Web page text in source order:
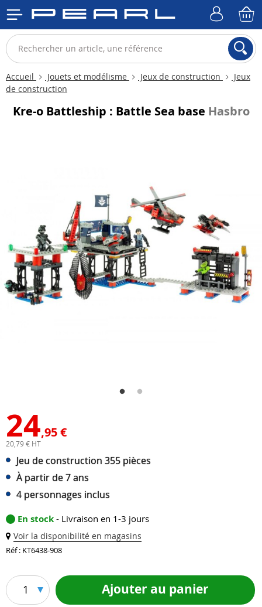
Accueil Jouets et modélisme Jeux de construction
Jeux
de construction
Kre-o Battleship : Battle Sea base Hasbro
24,95 €
20,79 € HT
Jeu de construction 355 pièces
À partir de 7 ans
4 personnages inclus
En stock - Livraison en 1-3 jours
Voir la disponibilité en magasins
Réf : KT6438-908
1 Ajouter au panier